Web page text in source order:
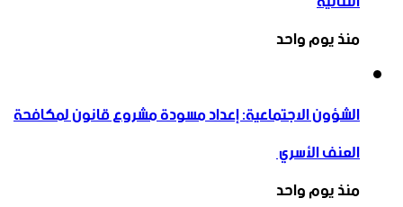
منذ يوم واحد
الشؤون الاجتماعية: إعداد مسودة مشروع قانون لمكافحة
العنف الأسري ‏
منذ يوم واحد